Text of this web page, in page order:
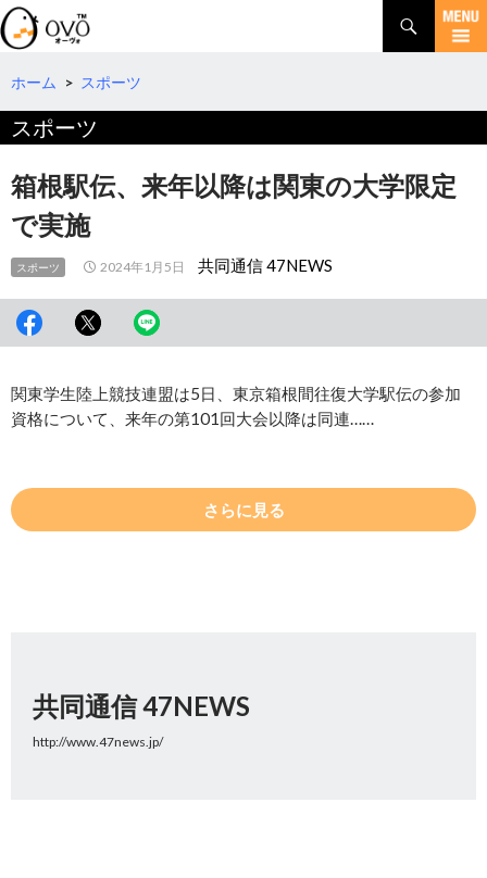
検
索
コ
テ
へ
動
ホーム > スポーツ
スポーツ
箱根駅伝、来年以降は関東の大学限定
で実施
スポーツ 2024年1月5日 共同通信 47NEWS
関東学生陸上競技連盟は5日、東京箱根間往復大学駅伝の参加
資格について、来年の第101回大会以降は同連……
さらに見る
共同通信 47NEWS
http://www.47news.jp/